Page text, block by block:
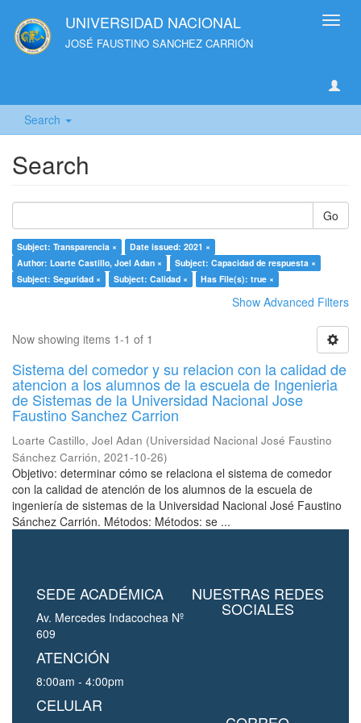
UNIVERSIDAD NACIONAL
JOSÉ FAUSTINO SANCHEZ CARRIÓN
Search
Search
Go
Subject: Transparencia ×
Date issued: 2021 ×
Author: Loarte Castillo, Joel Adan ×
Subject: Capacidad de respuesta ×
Subject: Seguridad ×
Subject: Calidad × Has File(s): true ×
Show Advanced Filters
Now showing items 1-1 of 1
Sistema del comedor y su relacion con la calidad de
atencion a los alumnos de la escuela de Ingenieria
de Sistemas de la Universidad Nacional Jose
Faustino Sanchez Carrion
Loarte Castillo, Joel Adan (Universidad Nacional José Faustino
Sánchez Carrión, 2021-10-26)
Objetivo: determinar cómo se relaciona el sistema de comedor
con la calidad de atención de los alumnos de la escuela de
ingeniería de sistemas de la Universidad Nacional José Faustino
Sánchez Carrión. Métodos: Métodos: se ...
SEDE ACADÉMICA
Av. Mercedes Indacochea Nº
609
ATENCIÓN
8:00am - 4:00pm
CELULAR
NUESTRAS REDES
SOCIALES